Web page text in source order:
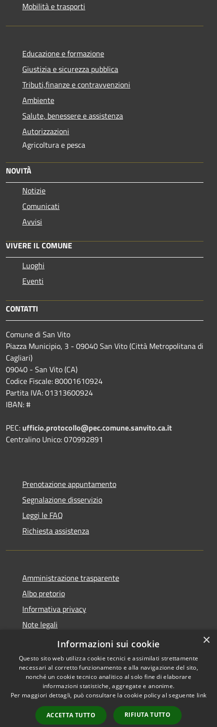
Mobilità e trasporti
Educazione e formazione
Giustizia e sicurezza pubblica
Tributi,finanze e contravvenzioni
Ambiente
Salute, benessere e assistenza
Autorizzazioni
Agricoltura e pesca
NOVITÀ
Notizie
Comunicati
Avvisi
VIVERE IL COMUNE
Luoghi
Eventi
CONTATTI
Comune di San Vito
Piazza Municipio, 3 - 09040 San Vito (Città Metropolitana di
Cagliari)
09040 - San Vito (CA)
Codice Fiscale: 80001610924
Partita IVA: 01313600924
IBAN: #
PEC: ufficio.protocollo@pec.comune.sanvito.ca.it
Centralino Unico: 070992891
Prenotazione appuntamento
Segnalazione disservizio
Leggi le FAQ
Richiesta assistenza
Amministrazione trasparente
Albo pretorio
Informativa privacy
Note legali
Dichiarazione di accessibilità
Accessibilità
Copyright © 2026 • Comune di
San Vito - Sardegna • Powered
byMunicipium
Accesso
redazione
×
Informazioni sui cookie
Questo sito web utilizza cookie tecnici e assimilati strettamente
necessari al corretto funzionamento e alla navigazione del sito,
nonché un cookie tecnico analitico al solo fine di elaborare
informazioni statistiche, aggregate e anonime.
Per maggiori dettagli, può consultare la cookie policy al seguente link
ACCETTA TUTTO RIFIUTA TUTTO